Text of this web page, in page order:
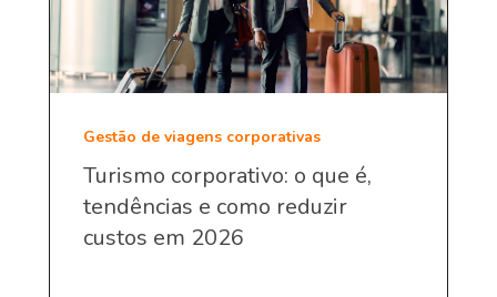
Gestão de viagens corporativas
Turismo corporativo: o que é,
tendências e como reduzir
custos em 2026